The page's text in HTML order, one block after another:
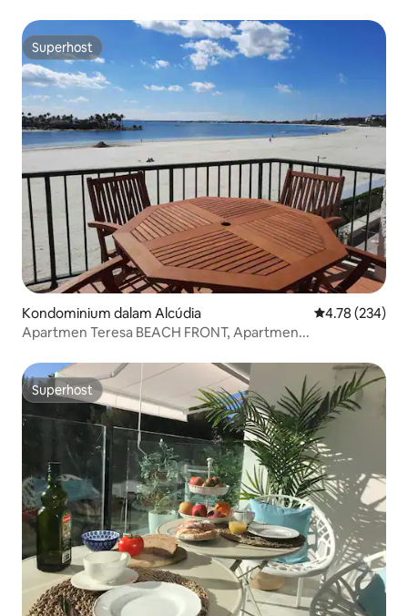
Superhost
Superhost
Kondominium dalam Alcúdia Penarafan
4.78 (234)
Apartmen Teresa BEACH FRONT, Apartmen...
Superhost
Superhost